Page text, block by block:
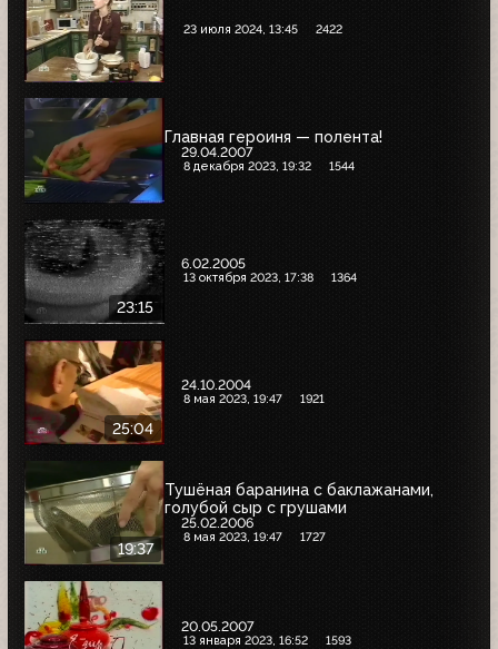
23 июля 2024, 13:45 2422
Главная героиня — полента!
29.04.2007
8 декабря 2023, 19:32 1544
23:15
6.02.2005
13 октября 2023, 17:38 1364
25:04
24.10.2004
8 мая 2023, 19:47 1921
19:37
Тушёная баранина с баклажанами,
голубой сыр с грушами
25.02.2006
8 мая 2023, 19:47 1727
20.05.2007
13 января 2023, 16:52 1593